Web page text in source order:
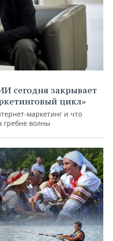
сегодня закрывает
цикл»
маркетинг и что
гребне волны